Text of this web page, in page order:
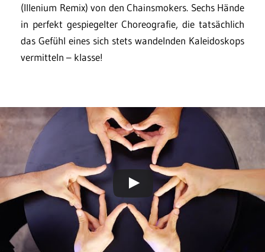
(Illenium Remix) von den Chainsmokers. Sechs Hände
in perfekt gespiegelter Choreografie, die tatsächlich
das Gefühl eines sich stets wandelnden Kaleidoskops
vermitteln – klasse!